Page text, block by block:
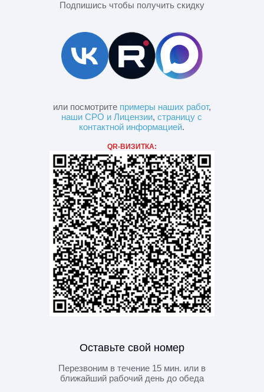
Подпишись чтобы получить скидку
или посмотрите примеры наших работ,
наши СРО и Лицензии,страницу с
контактной информацией.
QR-ВИЗИТКА:
Оставьте свой номер
Перезвоним в течение 15 мин. или в
ближайший рабочий день до обеда